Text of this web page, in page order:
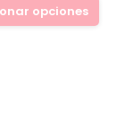
opciones